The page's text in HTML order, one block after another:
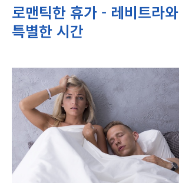
로맨틱한 휴가 - 레비트라
특별한 시간